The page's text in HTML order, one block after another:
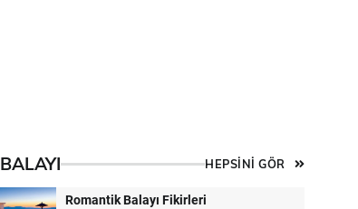
BALAYI HEPSİNİ GÖR
Romantik Balayı Fikirleri